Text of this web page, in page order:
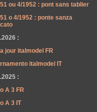
ou 4/1952 : pont sans tablier
o 4/1952 : ponte sanza
:
jour italmodel FR
italmodel IT
:
A 3 FR
A 3 IT